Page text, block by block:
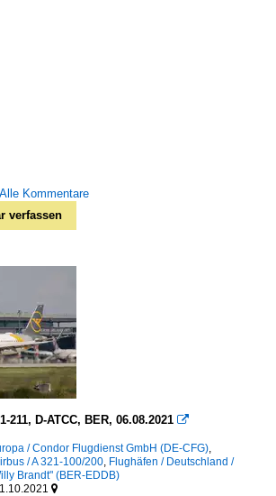
Alle Kommentare
verfassen
211, D-ATCC, BER, 06.08.2021 
/ Condor Flugdienst GmbH (DE-CFG),
/ A 321-100/200, Flughäfen / Deutschland /
Brandt" (BER-EDDB)
